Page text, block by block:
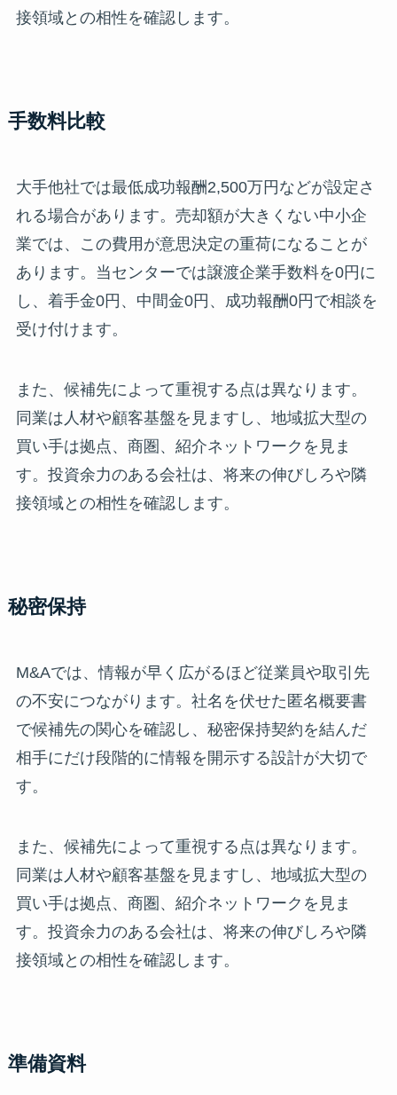
接領域との相性を確認します。
手数料比較
大手他社では最低成功報酬2,500万円などが設定さ
れる場合があります。売却額が大きくない中小企
業では、この費用が意思決定の重荷になることが
あります。当センターでは譲渡企業手数料を0円に
し、着手金0円、中間金0円、成功報酬0円で相談を
受け付けます。
また、候補先によって重視する点は異なります。
同業は人材や顧客基盤を見ますし、地域拡大型の
買い手は拠点、商圏、紹介ネットワークを見ま
す。投資余力のある会社は、将来の伸びしろや隣
接領域との相性を確認します。
秘密保持
M&Aでは、情報が早く広がるほど従業員や取引先
の不安につながります。社名を伏せた匿名概要書
で候補先の関心を確認し、秘密保持契約を結んだ
相手にだけ段階的に情報を開示する設計が大切で
す。
また、候補先によって重視する点は異なります。
同業は人材や顧客基盤を見ますし、地域拡大型の
買い手は拠点、商圏、紹介ネットワークを見ま
す。投資余力のある会社は、将来の伸びしろや隣
接領域との相性を確認します。
準備資料